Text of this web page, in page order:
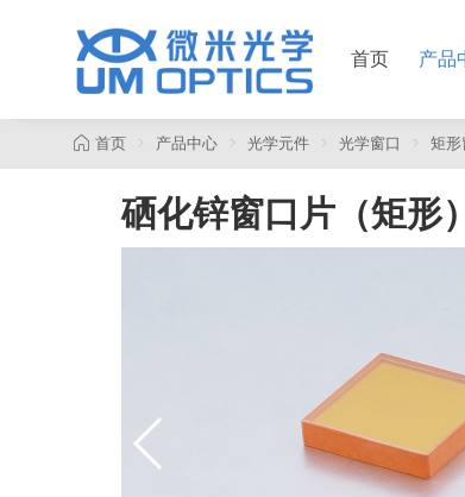
首页 产品
首页 产品中心 光学元件 光学窗口 矩形
硒化锌窗口片（矩形）